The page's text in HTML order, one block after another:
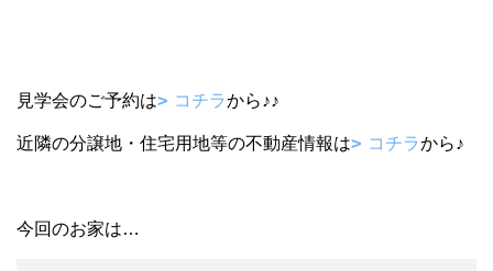
見学会のご予約は コチラから♪♪
近隣の分譲地・住宅用地等の不動産情報は コチラから♪
今回のお家は…